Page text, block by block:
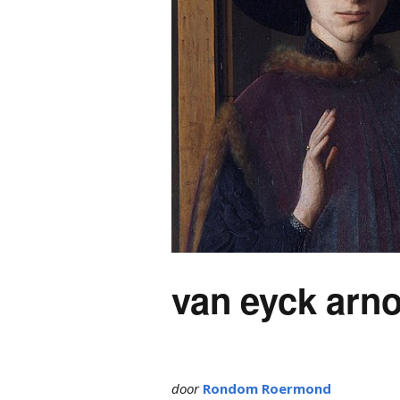
van eyck
door Rondom Roermond